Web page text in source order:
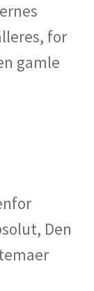
for
gamle
Den